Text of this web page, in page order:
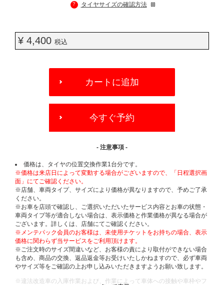
? タイヤサイズの確認方法
¥ 4,400 税込
OPTIONS
カートに追加
今すぐ予約
- 注意事項 -
価格は、タイヤの位置交換作業1台分です。
※価格は来店日によって変動する場合がございますので、「日程選択画
面」にてご確認ください。
※店舗、車両タイプ、サイズにより価格が異なりますので、予めご了承
ください。
※お車を店頭で確認し、ご選択いただいたサービス内容とお車の状態・
車両タイプ等が適合しない場合は、表示価格と作業価格が異なる場合が
ございます。詳しくは、店舗にてご確認ください。
※メンテパック会員のお客様は、未使用チケットをお持ちの場合、表示
価格に関わらず当サービスをご利用頂けます。
※ご注文時のサイズ間違いなど、お客様の責により取付ができない場合
も含め、商品の交換、返品返金等お受けいたしかねますので、必ず車両
やサイズ等をご確認の上お申し込みいただきますようお願い致します。
※違法改造車の入庫作業および、作業によって車体への接触や車枠やフ